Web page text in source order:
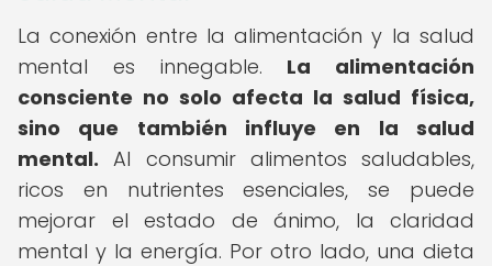
La conexión entre la alimentación y la salud
mental es innegable. La alimentación
consciente no solo afecta la salud física,
sino que también influye en la salud
mental. Al consumir alimentos saludables,
ricos en nutrientes esenciales, se puede
mejorar el estado de ánimo, la claridad
mental y la energía. Por otro lado, una dieta